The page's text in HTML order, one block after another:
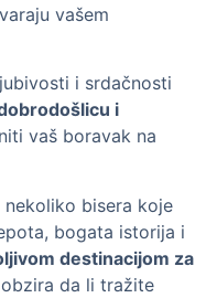
vašem
i srdačnosti
i
vaš boravak na
bisera koje
bogata istorija i
destinacijom za
da li tražite